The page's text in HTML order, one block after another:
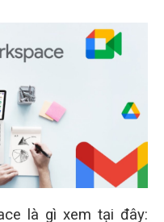
là gì xem tại đây: